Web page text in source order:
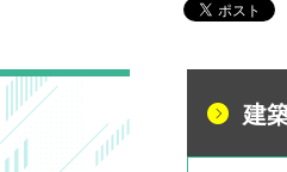
建